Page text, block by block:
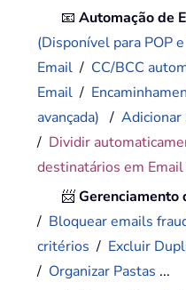
📧Automação de
(Disponível para POP
Email / CC/BCC
Email /
avançada) /Adicionar
/ Dividir
destinatários em
📨Gerenciamento
/ Bloquear emails
critérios / Excluir
/ Organizar Pastas ...